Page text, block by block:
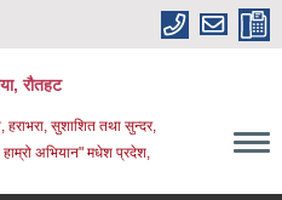
रौतहट
सुशाशित तथा सुन्दर,
हाम्रो अभियान" मधेश प्रदेश,